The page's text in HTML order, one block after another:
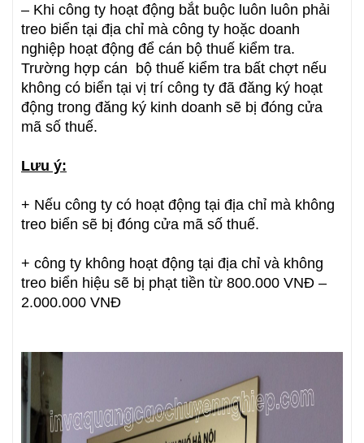
– Khi công ty hoạt động bắt buộc luôn luôn phải
treo biển tại địa chỉ mà công ty hoặc doanh
nghiệp hoạt động để cán bộ thuế kiểm tra.
Trường hợp cán bộ thuế kiểm tra bất chợt nếu
không có biển tại vị trí công ty đã đăng ký hoạt
động trong đăng ký kinh doanh sẽ bị đóng cửa
mã số thuế.
Lưu ý:
+ Nếu công ty có hoạt động tại địa chỉ mà không
treo biển sẽ bị đóng cửa mã số thuế.
+ công ty không hoạt động tại địa chỉ và không
treo biển hiệu sẽ bị phạt tiền từ 800.000 VNĐ –
2.000.000 VNĐ